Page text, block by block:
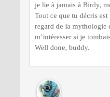
je lie à jamais à Birdy,
Tout ce que tu décris
regard de la mythologie
m’intéresser si je
Well done, buddy.